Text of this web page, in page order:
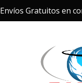
Envíos Gratuitos en